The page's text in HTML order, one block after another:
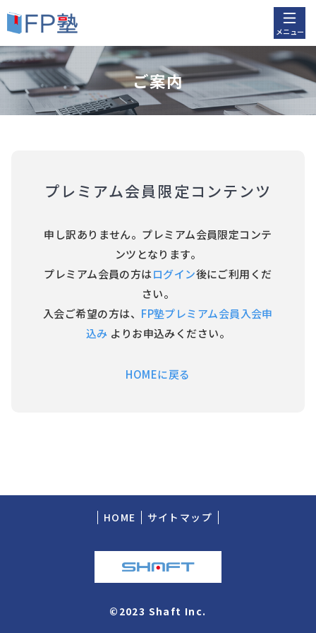
メニュー
ご案内
プレミアム会員限定コンテンツ
申し訳ありません。プレミアム会員限定コンテ
ンツとなります。
プレミアム会員の方はログイン後にご利用くだ
さい。
入会ご希望の方は、 FP塾プレミアム会員入会申
込み よりお申込みください。
HOMEに戻る
HOME サイトマップ
©2023 Shaft Inc.